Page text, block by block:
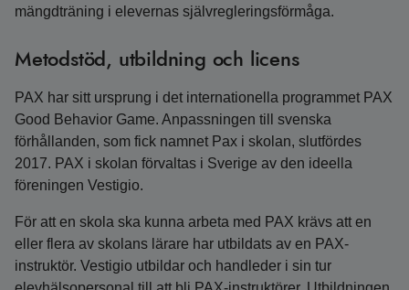
mängdträning i elevernas självregleringsförmåga.
Metodstöd, utbildning och licens
PAX har sitt ursprung i det internationella programmet PAX
Good Behavior Game. Anpassningen till svenska
förhållanden, som fick namnet Pax i skolan, slutfördes
2017. PAX i skolan förvaltas i Sverige av den ideella
föreningen Vestigio.
För att en skola ska kunna arbeta med PAX krävs att en
eller flera av skolans lärare har utbildats av en PAX-
instruktör. Vestigio utbildar och handleder i sin tur